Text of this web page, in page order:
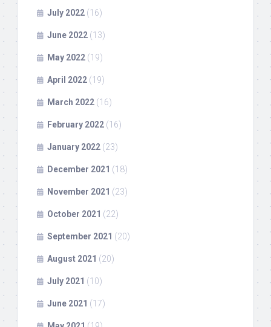
July 2022 (16)
June 2022 (13)
May 2022 (19)
April 2022 (19)
March 2022 (16)
February 2022 (16)
January 2022 (23)
December 2021 (18)
November 2021 (23)
October 2021 (22)
September 2021 (20)
August 2021 (20)
July 2021 (10)
June 2021 (17)